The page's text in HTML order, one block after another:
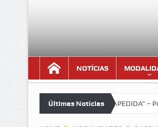
NOTÍCIAS
Últimas Notícias
MARQUES “A DESPEDIDA” – Poema